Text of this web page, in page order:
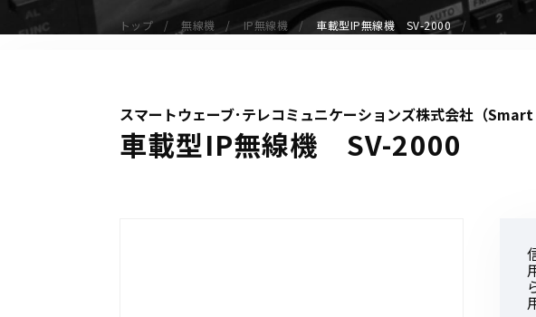
デジタル無線機（登録局）
デジタル無線機（免許局）
受信機（レシーバー）
アマチュア無線機
トップ 無線機 IP無線機 車載型IP無線機 SV-2000
スマートウェーブ･テレコミュニケーションズ株式会社（Smart
車載型IP無線機 SV-2000